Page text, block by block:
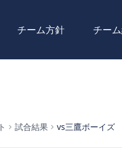
チーム方針 チー
試合結果 vs三鷹ボーイズ